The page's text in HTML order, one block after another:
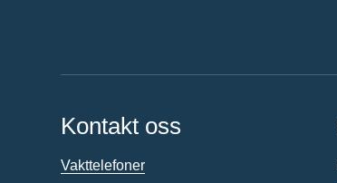
Kontakt oss
Vakttelefoner